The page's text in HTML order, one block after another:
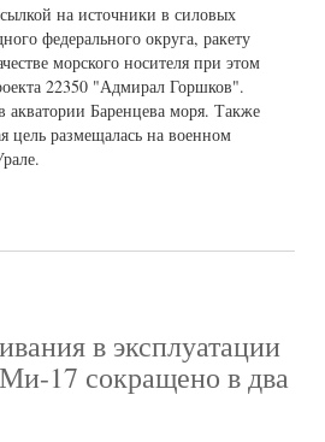
на источники в силовых
федерального округа, ракету
морского носителя при этом
22350 "Адмирал Горшков".
акватории Баренцева моря. Также
цель размещалась на военном
в эксплуатации
17 сокращено в два